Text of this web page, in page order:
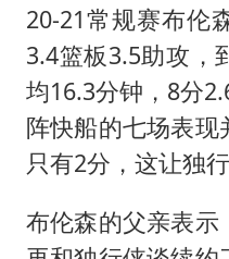
20-21常规赛布伦
3.4篮板3.5助攻，
均16.3分钟，8分
阵快船的七场表
只有2分，这让独行
布伦森的父亲表示